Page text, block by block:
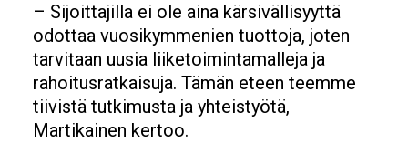
– Sijoittajilla ei ole aina kärsivällisyyttä
odottaa vuosikymmenien tuottoja, joten
tarvitaan uusia liiketoimintamalleja ja
rahoitusratkaisuja. Tämän eteen teemme
tiivistä tutkimusta ja yhteistyötä,
Martikainen kertoo.